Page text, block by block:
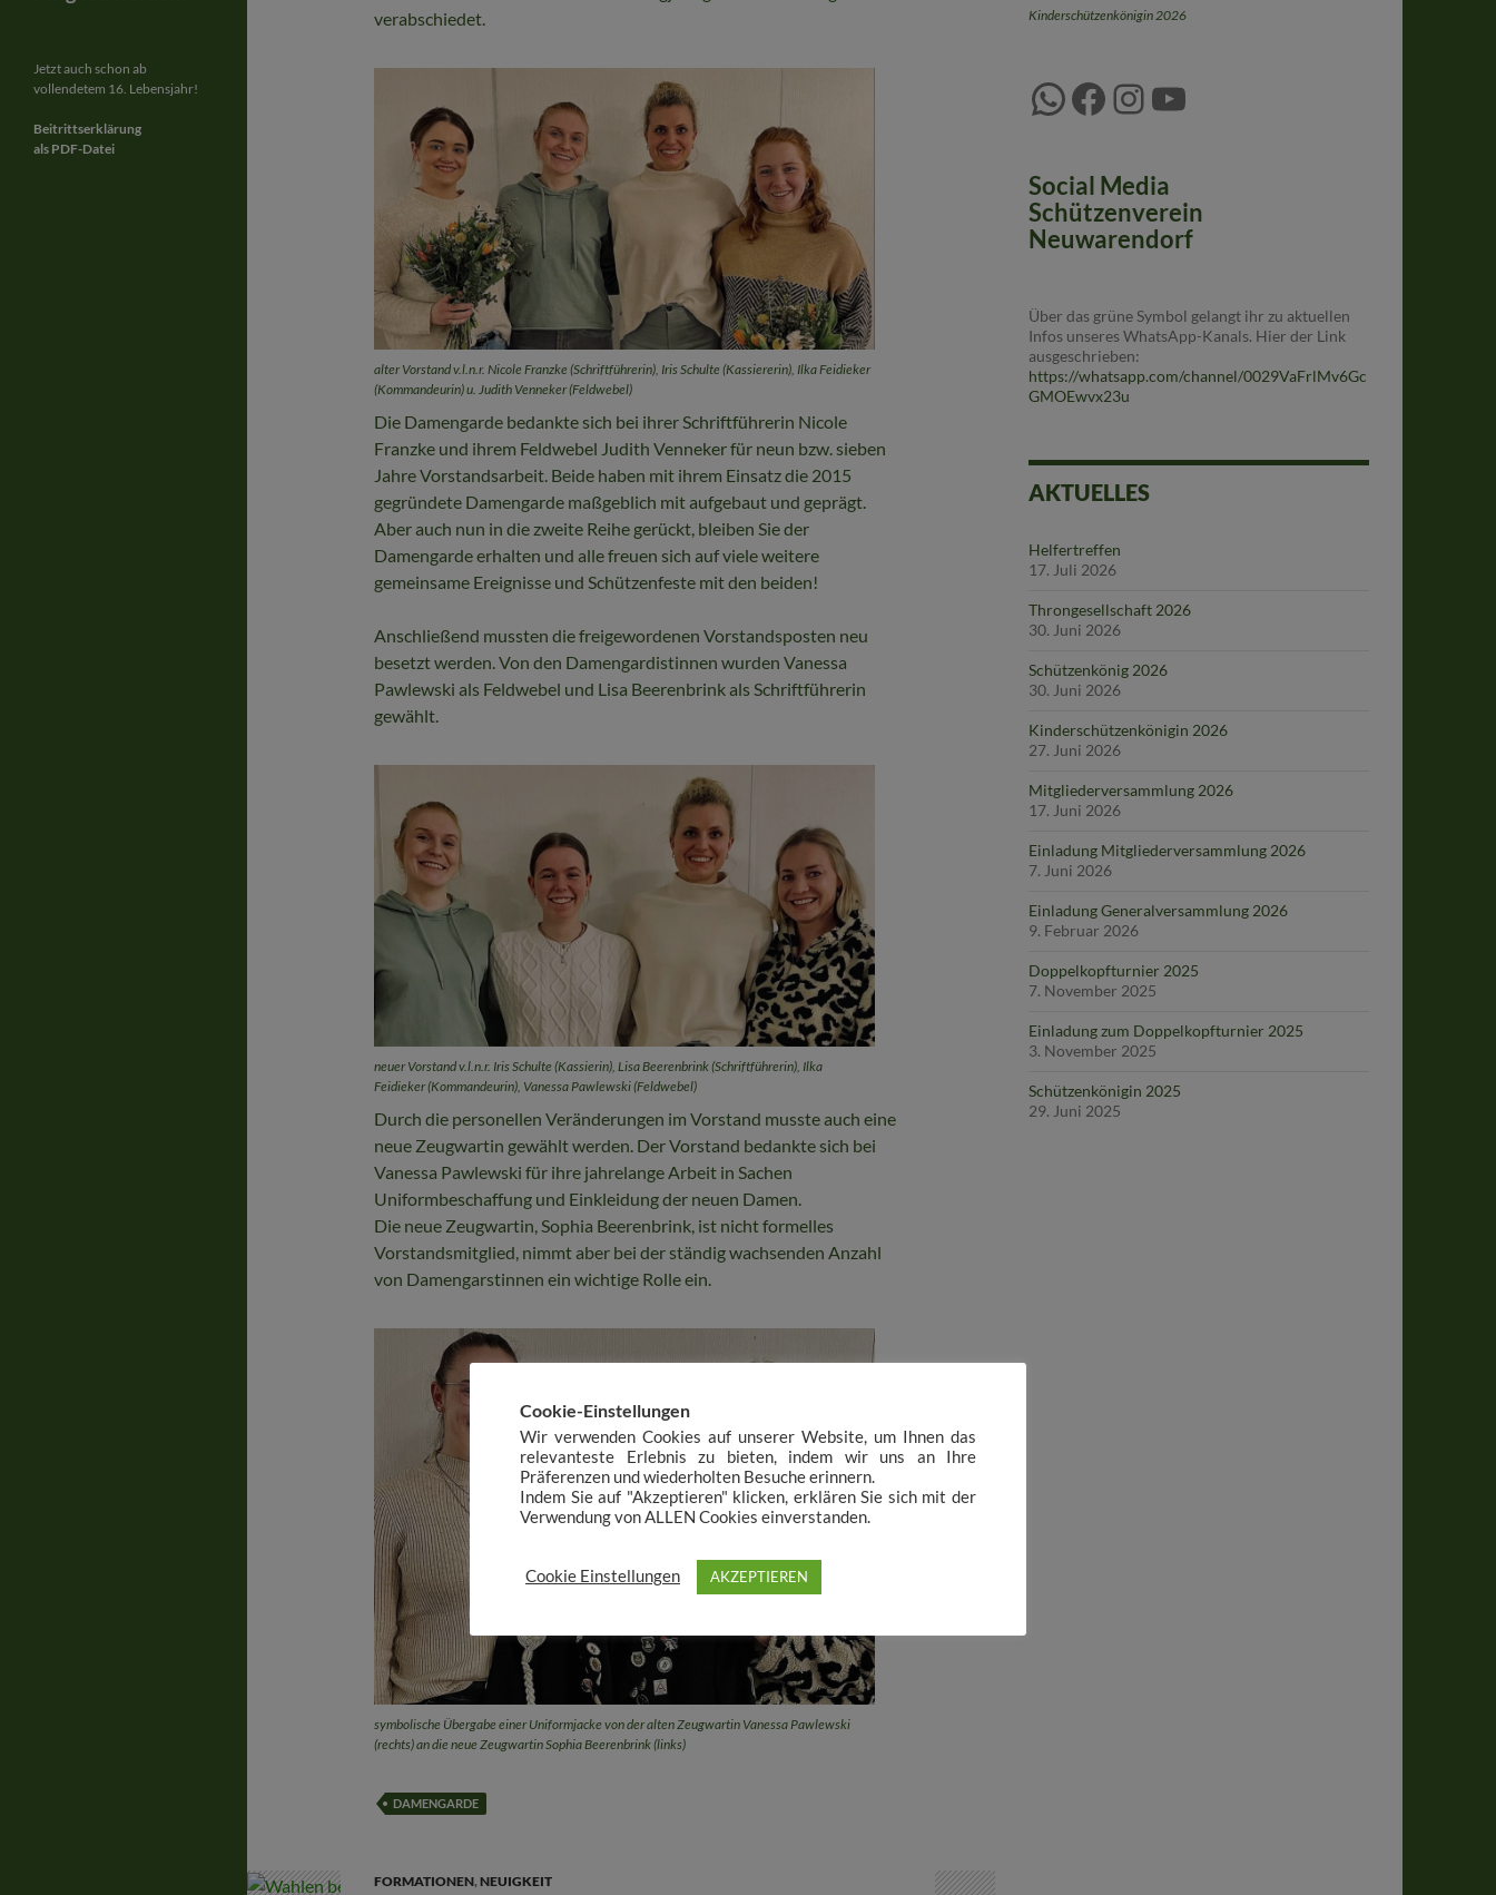
verabschiedet.
alter Vorstand v.l.n.r. Nicole Franzke (Schriftführerin), Iris Schulte (Kassiererin), Ilka Feidieker
(Kommandeurin) u. Judith Venneker (Feldwebel)
Die Damengarde bedankte sich bei ihrer Schriftführerin Nicole
Franzke und ihrem Feldwebel Judith Venneker für neun bzw. sieben
Jahre Vorstandsarbeit. Beide haben mit ihrem Einsatz die 2015
gegründete Damengarde maßgeblich mit aufgebaut und geprägt.
Aber auch nun in die zweite Reihe gerückt, bleiben Sie der
Damengarde erhalten und alle freuen sich auf viele weitere
gemeinsame Ereignisse und Schützenfeste mit den beiden!
Anschließend mussten die freigewordenen Vorstandsposten neu
besetzt werden. Von den Damengardistinnen wurden Vanessa
Pawlewski als Feldwebel und Lisa Beerenbrink als Schriftführerin
gewählt.
neuer Vorstand v.l.n.r. Iris Schulte (Kassierin), Lisa Beerenbrink (Schriftführerin), Ilka
Feidieker (Kommandeurin), Vanessa Pawlewski (Feldwebel)
Durch die personellen Veränderungen im Vorstand musste auch eine
neue Zeugwartin gewählt werden. Der Vorstand bedankte sich bei
Vanessa Pawlewski für ihre jahrelange Arbeit in Sachen
Uniformbeschaffung und Einkleidung der neuen Damen.
Die neue Zeugwartin, Sophia Beerenbrink, ist nicht formelles
Vorstandsmitglied, nimmt aber bei der ständig wachsenden Anzahl
von Damengarstinnen ein wichtige Rolle ein.
symbolische Übergabe einer Uniformjacke von der alten Zeugwartin Vanessa Pawlewski
(rechts) an die neue Zeugwartin Sophia Beerenbrink (links)
DAMENGARDE
FORMATIONEN, NEUIGKEIT
Kinderschützenkönigin 2026
WhatsApp
Facebook
Instagram
YouTube
Social Media
Schützenverein
Neuwarendorf
Über das grüne Symbol gelangt ihr zu aktuellen
Infos unseres WhatsApp-Kanals. Hier der Link
ausgeschrieben:
https://whatsapp.com/channel/0029VaFrlMv6Gc
GMOEwvx23u
AKTUELLES
Helfertreffen
17. Juli 2026
Throngesellschaft 2026
30. Juni 2026
Schützenkönig 2026
30. Juni 2026
Kinderschützenkönigin 2026
27. Juni 2026
Mitgliederversammlung 2026
17. Juni 2026
Einladung Mitgliederversammlung 2026
7. Juni 2026
Einladung Generalversammlung 2026
9. Februar 2026
Doppelkopfturnier 2025
7. November 2025
Einladung zum Doppelkopfturnier 2025
3. November 2025
Schützenkönigin 2025
29. Juni 2025
Jetzt auch schon ab
vollendetem 16. Lebensjahr!
Beitrittserklärung
als PDF-Datei
Cookie-Einstellungen
Wir verwenden Cookies auf unserer Website, um Ihnen das
relevanteste Erlebnis zu bieten, indem wir uns an Ihre
Präferenzen und wiederholten Besuche erinnern.
Indem Sie auf "Akzeptieren" klicken, erklären Sie sich mit der
Verwendung von ALLEN Cookies einverstanden.
Cookie Einstellungen AKZEPTIEREN